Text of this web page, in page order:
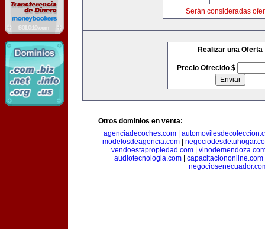
Serán consideradas
Realizar una Oferta
Precio Ofrecido $
Otros dominios en venta:
agenciadecoches.com
modelosdeagencia.com
vendoestapropiedad.com|
audiotecnologia.com
capacitaciononline.com